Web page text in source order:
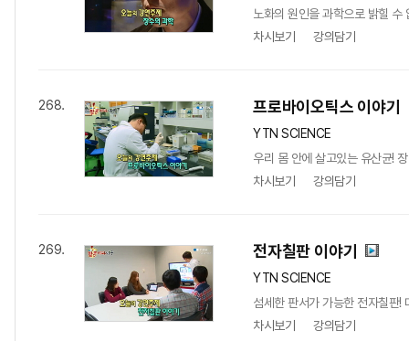
노화의 원인을 과학으로 밝힐
차시보기
강의담기
268. 프로바이오틱스 이야기
YTN SCIENCE
우리 몸 안에 살고있는 유산균!
차시보기
강의담기
269. 전자칠판 이야기
YTN SCIENCE
섬세한 판서가 가능한 전자칠판!
차시보기
강의담기